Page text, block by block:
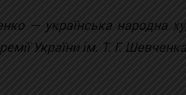
— українська народна
України ім. Т. Г.